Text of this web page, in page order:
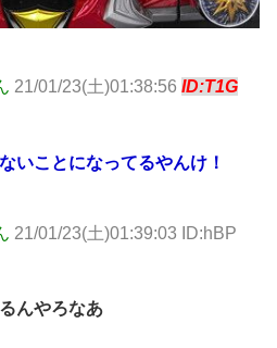
21/01/23(土)01:38:56 ID:T1G
いことになってるやんけ！
21/01/23(土)01:39:03 ID:hBP
んやろなあ